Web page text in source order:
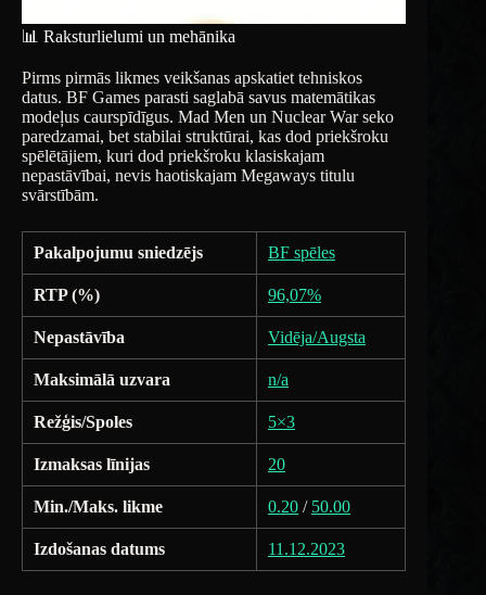
📊 Raksturlielumi un mehānika
Pirms pirmās likmes veikšanas apskatiet tehniskos
datus. BF Games parasti saglabā savus matemātikas
modeļus caurspīdīgus. Mad Men un Nuclear War seko
paredzamai, bet stabilai struktūrai, kas dod priekšroku
spēlētājiem, kuri dod priekšroku klasiskajam
nepastāvībai, nevis haotiskajam Megaways titulu
svārstībām.
Pakalpojumu sniedzējs BF spēles
RTP (%) 96,07%
Nepastāvība Vidēja/Augsta
Maksimālā uzvara n/a
Režģis/Spoles 5×3
Izmaksas līnijas 20
Min./Maks. likme 0.20 / 50.00
Izdošanas datums 11.12.2023